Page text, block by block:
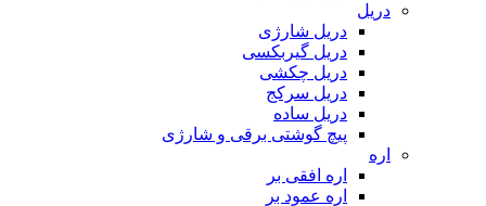
دریل
دریل شارژی
دریل گیربکسی
دریل چکشی
دریل سرکج
دریل ساده
پیچ گوشتی برقی و شارژی
اره
اره افقی بر
اره عمود بر